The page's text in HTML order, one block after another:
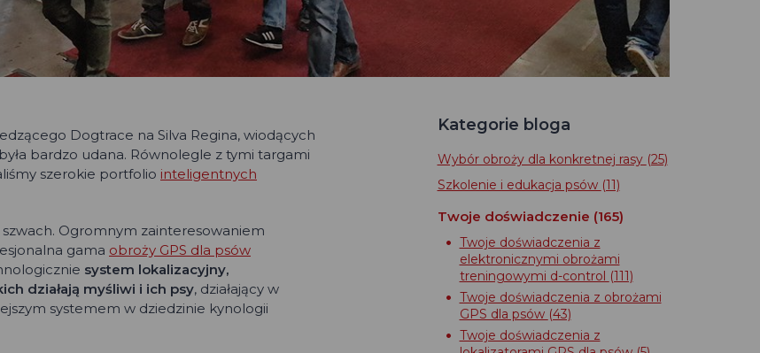
Dogtrace na Silva Regina, wiodących
bardzo udana. Równolegle z tymi targami
szerokie portfolio inteligentnych
Ogromnym zainteresowaniem
gama obroży GPS dla psów
system lokalizacyjny,
działają myśliwi i ich psy, działający w
systemem w dziedzinie kynologii
Kategorie bloga
Wybór obroży dla konkretnej rasy (25)
Szkolenie i edukacja psów (11)
Twoje doświadczenie (165)
Twoje doświadczenia z
elektronicznymi obrożami
treningowymi d-control (111)
Twoje doświadczenia z obrożami
GPS dla psów (43)
Twoje doświadczenia z